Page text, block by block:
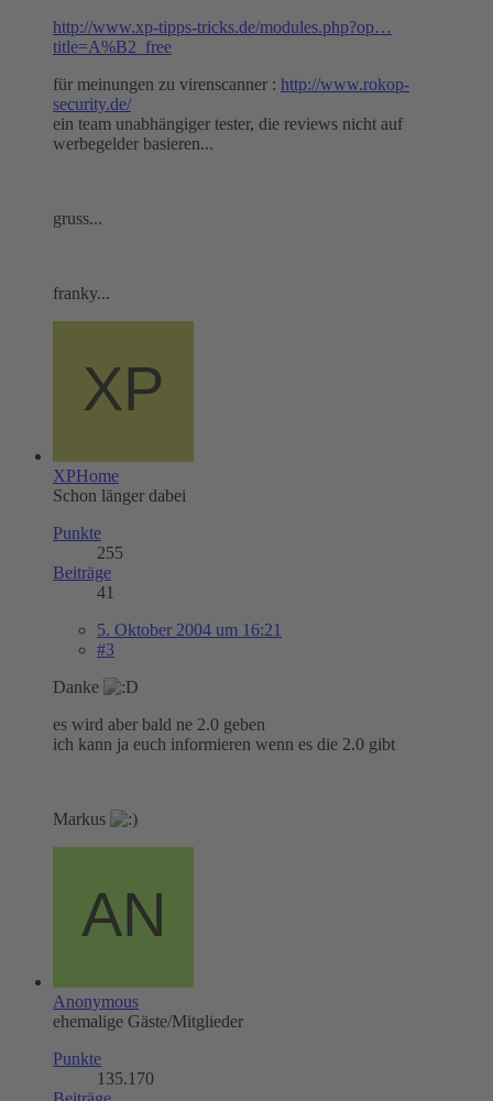
http://www.xp-tipps-tricks.de/modules.php?op…
title=A%B2_free
für meinungen zu virenscanner : http://www.rokop-
security.de/
ein team unabhängiger tester, die reviews nicht auf
werbegelder basieren...
gruss...
franky...
XPHome
Schon länger dabei
Punkte
255
Beiträge
41
5. Oktober 2004 um 16:21
#3
Danke
es wird aber bald ne 2.0 geben
ich kann ja euch informieren wenn es die 2.0 gibt
Markus
Anonymous
ehemalige Gäste/Mitglieder
Punkte
135.170